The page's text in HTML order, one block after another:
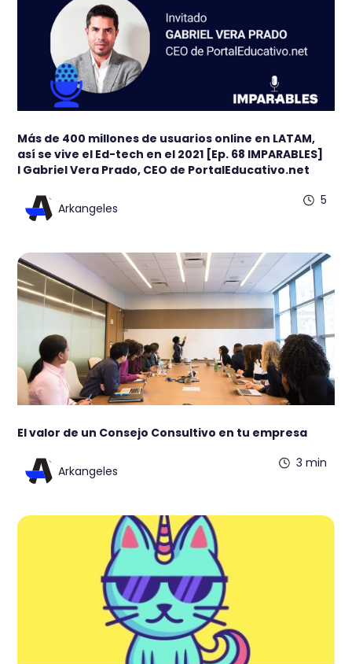
Más de 400 millones de usuarios online en LATAM,
así se vive el Ed-tech en el 2021 [Ep. 68 IMPARABLES]
l Gabriel Vera Prado, CEO de PortalEducativo.net
Arkangeles
5
El valor de un Consejo Consultivo en tu empresa
Arkangeles
3 min